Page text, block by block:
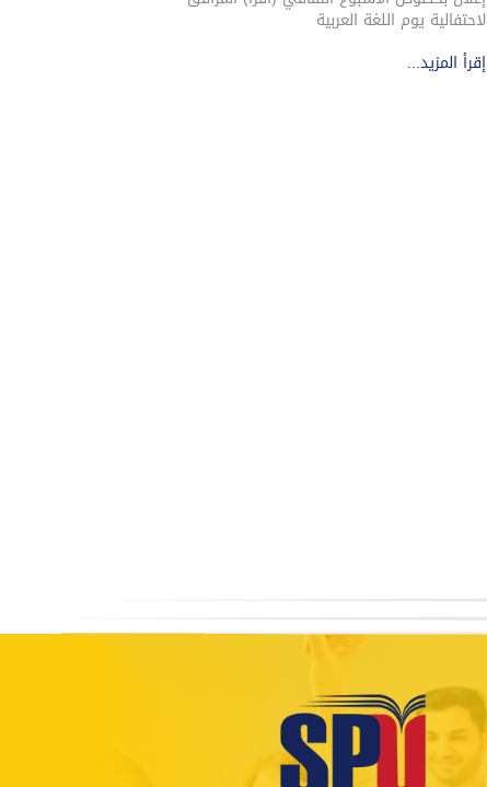
لاحتفالية يوم اللغة العربية
إقرأ المزيد...